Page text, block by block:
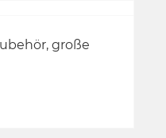
perfekten